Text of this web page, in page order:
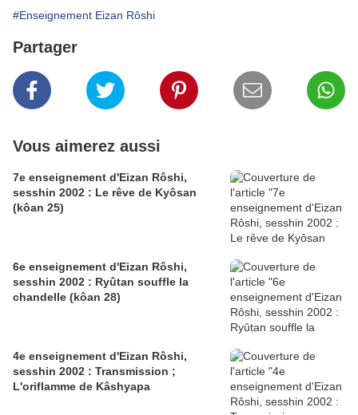
#Enseignement Eizan Rôshi
Partager
Vous aimerez aussi
7e enseignement d'Eizan Rôshi,
sesshin 2002 : Le rêve de Kyôsan
(kôan 25)
6e enseignement d'Eizan Rôshi,
sesshin 2002 : Ryûtan souffle la
chandelle (kôan 28)
4e enseignement d'Eizan Rôshi,
sesshin 2002 : Transmission ;
L'oriflamme de Kâshyapa